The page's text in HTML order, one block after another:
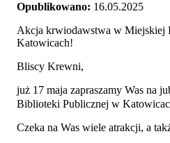
Opublikowano: 16.05.2025
Akcja krwiodawstwa w Miejskiej
Katowicach!
Bliscy Krewni,
już 17 maja zapraszamy Was na
Biblioteki Publicznej w
Czeka na Was wiele atrakcji, a